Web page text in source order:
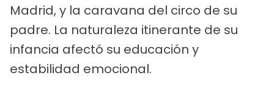
Madrid, y la caravana del circo de su
padre. La naturaleza itinerante de su
infancia afectó su educación y
estabilidad emocional.